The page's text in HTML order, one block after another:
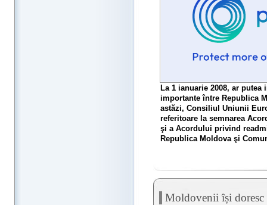
La 1 ianuarie 2008, ar
importante între Republica
astăzi, Consiliul Uniunii
referitoare la semnarea
şi a Acordului privind
Republica Moldova şi
Moldovenii își doresc